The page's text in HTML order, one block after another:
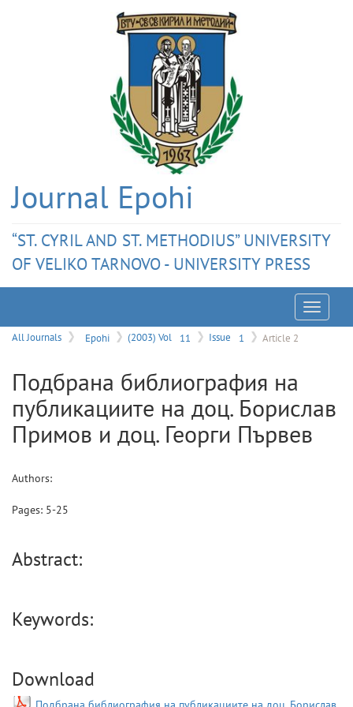
Journal Epohi
“ST. CYRIL AND ST. METHODIUS” UNIVERSITY
OF VELIKO TARNOVO - UNIVERSITY PRESS
Menu
All Journals Epohi (2003) Vol 11 Issue 1 Article 2
Подбрана библиография на
публикациите на доц. Борислав
Примов и доц. Георги Първев
Authors:
Pages: 5-25
Abstract:
Keywords:
Download